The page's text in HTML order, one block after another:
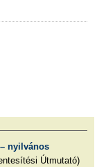
nyilvános
Útmutató)